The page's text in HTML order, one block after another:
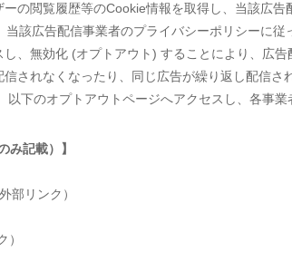
の閲覧履歴等のCookie情報を取得し、当該広
該広告配信事業者のプライバシーポリシーに従
、無効化 (オプトアウト) することにより、広
されなくなったり、同じ広告が繰り返し配信さ
下のオプトアウトページへアクセスし、各事業
み記載）】
部リンク）
）